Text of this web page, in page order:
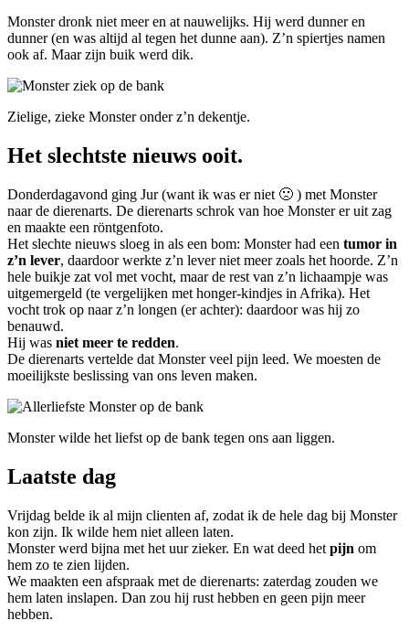
Monster dronk niet meer en at nauwelijks. Hij werd dunner en
dunner (en was altijd al tegen het dunne aan). Z’n spiertjes namen
ook af. Maar zijn buik werd dik.
Zielige, zieke Monster onder z’n dekentje.
Het slechtste nieuws ooit.
Donderdagavond ging Jur (want ik was er niet 🙁 ) met Monster
naar de dierenarts. De dierenarts schrok van hoe Monster er uit zag
en maakte een röntgenfoto.
Het slechte nieuws sloeg in als een bom: Monster had een tumor in
z’n lever, daardoor werkte z’n lever niet meer zoals het hoorde. Z’n
hele buikje zat vol met vocht, maar de rest van z’n lichaampje was
uitgemergeld (te vergelijken met honger-kindjes in Afrika). Het
vocht trok op naar z’n longen (er achter): daardoor was hij zo
benauwd.
Hij was niet meer te redden.
De dierenarts vertelde dat Monster veel pijn leed. We moesten de
moeilijkste beslissing van ons leven maken.
Monster wilde het liefst op de bank tegen ons aan liggen.
Laatste dag
Vrijdag belde ik al mijn clienten af, zodat ik de hele dag bij Monster
kon zijn. Ik wilde hem niet alleen laten.
Monster werd bijna met het uur zieker. En wat deed het pijn om
hem zo te zien lijden.
We maakten een afspraak met de dierenarts: zaterdag zouden we
hem laten inslapen. Dan zou hij rust hebben en geen pijn meer
hebben.